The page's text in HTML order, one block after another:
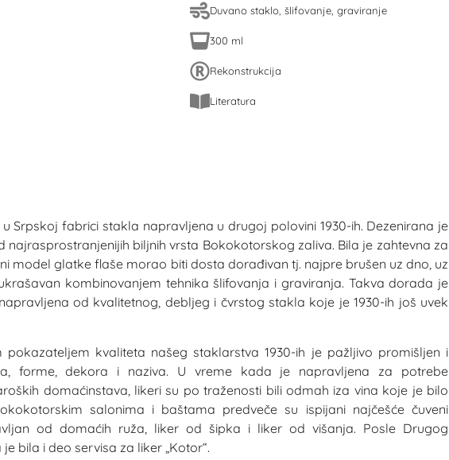
Duvano staklo, šlifovanje, graviranje
300 ml
Rekonstrukcija
Literatura
u Srpskoj fabrici stakla napravljena u drugoj polovini 1930-ih. Dezenirana je
najrasprostranjenijih biljnih vrsta Bokokotorskog zaliva. Bila je zahtevna za
model glatke flaše morao biti dosta dorađivan tj. najpre brušen uz dno, uz
kombinovanjem tehnika šlifovanja i graviranja. Takva dorada je
od kvalitetnog, debljeg i čvrstog stakla koje je 1930-ih još uvek
pokazateljem kvaliteta našeg staklarstva 1930-ih je pažljivo promišljen i
forme, dekora i naziva. U vreme kada je napravljena za potrebe
domaćinstava, likeri su po traženosti bili odmah iza vina koje je bilo
salonima i baštama predveče su ispijani najčešće čuveni
od domaćih ruža, liker od šipka i liker od višanja. Posle Drugog
bila i deo servisa za liker „Kotor“.